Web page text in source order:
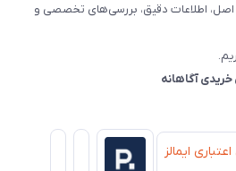
اصل، اطلاعات دقیق، بررسی‌های تخصصی و
آگاهانه